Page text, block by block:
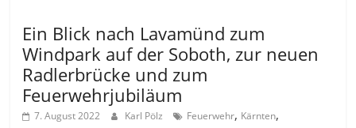
Ein Blick nach Lavamünd zum
Windpark auf der Soboth, zur neuen
Radlerbrücke und zum
Feuerwehrjubiläum
7. August 2022 Karl Pölz Feuerwehr, Kärnten,